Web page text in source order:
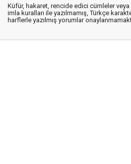
Küfür, hakaret, rencide edici cümleler veya
imla kuralları ile yazılmamış, Türkçe
harflerle yazılmış yorumlar